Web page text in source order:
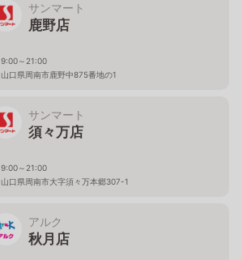
サンマート
鹿野店
9:00～21:00
山口県周南市鹿野中875番地の1
サンマート
須々万店
9:00～21:00
山口県周南市大字須々万本郷307-1
アルク
秋月店